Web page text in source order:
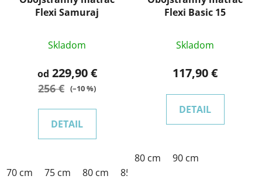
Flexi Samuraj
Skladom
od 229,90 €
256 € (–10 %)
DETAIL
70 cm 75 cm 80 cm 85 cm
Flexi Basic 15
Skladom
117,90 €
DETAIL
80 cm 90 cm